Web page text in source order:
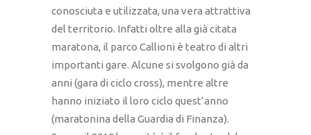
conosciuta e utilizzata, una vera attrattiva
del territorio. Infatti oltre alla già citata
maratona, il parco Callioni è teatro di altri
importanti gare. Alcune si svolgono già da
anni (gara di ciclo cross), mentre altre
hanno iniziato il loro ciclo quest’anno
(maratonina della Guardia di Finanza).